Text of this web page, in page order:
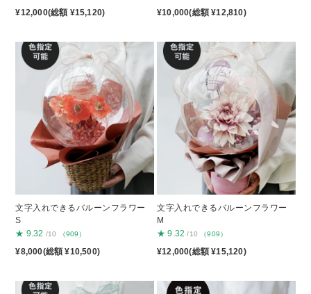
¥12,000(総額 ¥15,120) ¥10,000(総額 ¥12,810)
文字入れできるバルーンフラワー
S
★ 9.32 /10 （909）
¥8,000(総額 ¥10,500)
文字入れできるバルーンフラワー
M
★ 9.32 /10 （909）
¥12,000(総額 ¥15,120)